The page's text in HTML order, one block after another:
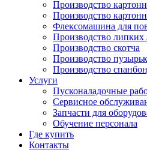
Производство
Производство
Флексомашина для
Производство липких
Производство скотча
Производство
Производство
Услуги
Пусконаладочные
Сервисное
Запчасти для
Обучение персонала
Где купить
Контакты